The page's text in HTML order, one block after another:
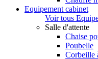
Equipement cabinet
Voir tous
Salle d'attente
Chaise
Poubelle
Corbeille